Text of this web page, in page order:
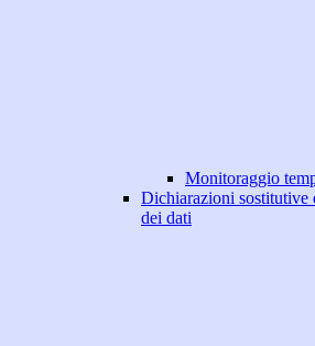
Monitoraggio
Dichiarazioni
dei dati